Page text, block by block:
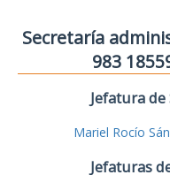
Secretaría
983
Jefatura de
Mariel Rocío
Jefaturas